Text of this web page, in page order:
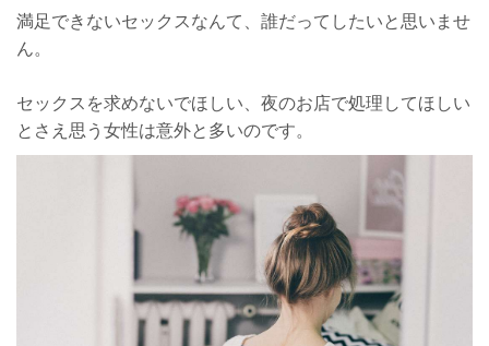
満足できないセックスなんて、誰だってしたいと思いませ
ん。
セックスを求めないでほしい、夜のお店で処理してほしい
とさえ思う女性は意外と多いのです。